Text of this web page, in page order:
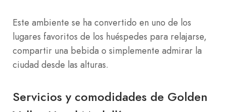
Este ambiente se ha convertido en uno de los
lugares favoritos de los huéspedes para relajarse,
compartir una bebida o simplemente admirar la
ciudad desde las alturas.
Servicios y comodidades de Golden